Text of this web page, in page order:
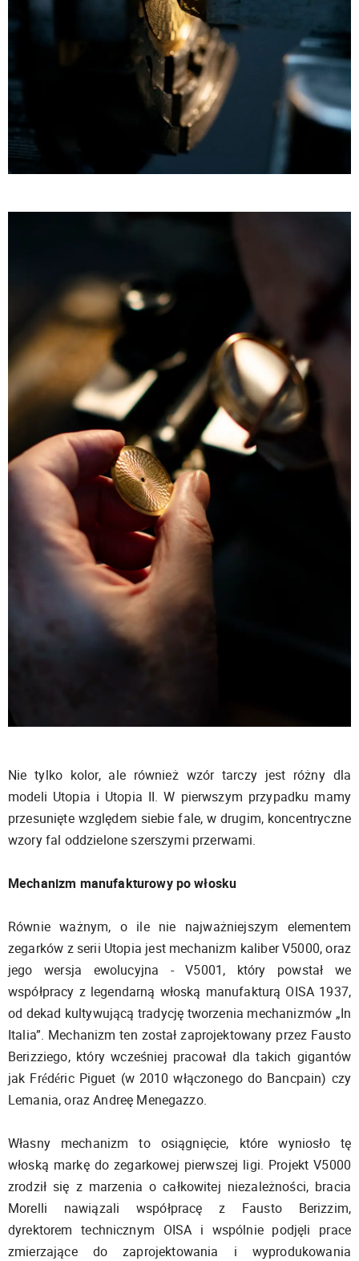
Nie tylko kolor, ale również wzór tarczy jest różny dla
modeli Utopia i Utopia II. W pierwszym przypadku mamy
przesunięte względem siebie fale, w drugim, koncentryczne
wzory fal oddzielone szerszymi przerwami.
Mechanizm manufakturowy po włosku
Równie ważnym, o ile nie najważniejszym elementem
zegarków z serii Utopia jest mechanizm kaliber V5000, oraz
jego wersja ewolucyjna - V5001, który powstał we
współpracy z legendarną włoską manufakturą OISA 1937,
od dekad kultywującą tradycję tworzenia mechanizmów „In
Italia”. Mechanizm ten został zaprojektowany przez Fausto
Berizziego, który wcześniej pracował dla takich gigantów
jak Frédéric Piguet (w 2010 włączonego do Bancpain) czy
Lemania, oraz Andreę Menegazzo.
Własny mechanizm to osiągnięcie, które wyniosło tę
włoską markę do zegarkowej pierwszej ligi. Projekt V5000
zrodził się z marzenia o całkowitej niezależności, bracia
Morelli nawiązali współpracę z Fausto Berizzim,
dyrektorem technicznym OISA i wspólnie podjęli prace
zmierzające do zaprojektowania i wyprodukowania